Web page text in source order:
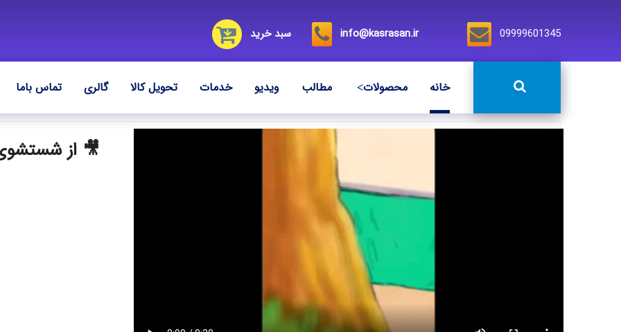
سبد خرید info@kasrasan.ir 09999601345
خانه محصولات مطالب ویدیو خدمات تحویل کالا گالری تماس باما
🎥 از